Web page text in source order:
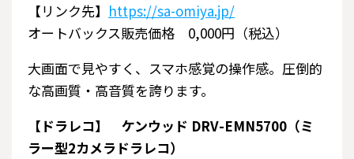
【リンク先】 https://sa-omiya.jp/
オートバックス販売価格 0,000円（税込）
大画面で見やすく、スマホ感覚の操作感。圧倒的
な高画質・高音質を誇ります。
【ドラレコ】 ケンウッド DRV-EMN5700（ミ
ラー型2カメラドラレコ）